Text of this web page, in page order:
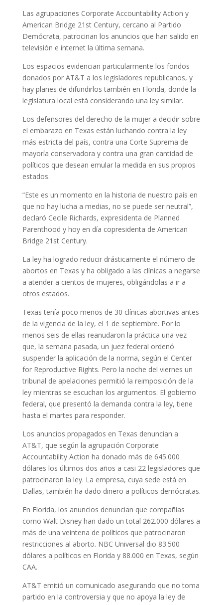
Las agrupaciones Corporate Accountability Action y
American Bridge 21st Century, cercano al Partido
Demócrata, patrocinan los anuncios que han salido en
televisión e internet la última semana.
Los espacios evidencian particularmente los fondos
donados por AT&T a los legisladores republicanos, y
hay planes de difundirlos también en Florida, donde la
legislatura local está considerando una ley similar.
Los defensores del derecho de la mujer a decidir sobre
el embarazo en Texas están luchando contra la ley
más estricta del país, contra una Corte Suprema de
mayoría conservadora y contra una gran cantidad de
políticos que desean emular la medida en sus propios
estados.
“Este es un momento en la historia de nuestro país en
que no hay lucha a medias, no se puede ser neutral”,
declaró Cecile Richards, expresidenta de Planned
Parenthood y hoy en día copresidenta de American
Bridge 21st Century.
La ley ha logrado reducir drásticamente el número de
abortos en Texas y ha obligado a las clínicas a negarse
a atender a cientos de mujeres, obligándolas a ir a
otros estados.
Texas tenía poco menos de 30 clínicas abortivas antes
de la vigencia de la ley, el 1 de septiembre. Por lo
menos seis de ellas reanudaron la práctica una vez
que, la semana pasada, un juez federal ordenó
suspender la aplicación de la norma, según el Center
for Reproductive Rights. Pero la noche del viernes un
tribunal de apelaciones permitió la reimposición de la
ley mientras se escuchan los argumentos. El gobierno
federal, que presentó la demanda contra la ley, tiene
hasta el martes para responder.
Los anuncios propagados en Texas denuncian a
AT&T, que según la agrupación Corporate
Accountability Action ha donado más de 645.000
dólares los últimos dos años a casi 22 legisladores que
patrocinaron la ley. La empresa, cuya sede está en
Dallas, también ha dado dinero a políticos demócratas.
En Florida, los anuncios denuncian que compañías
como Walt Disney han dado un total 262.000 dólares a
más de una veintena de políticos que patrocinaron
restricciones al aborto. NBC Universal dio 83.500
dólares a políticos en Florida y 88.000 en Texas, según
CAA.
AT&T emitió un comunicado asegurando que no toma
partido en la controversia y que no apoya la ley de